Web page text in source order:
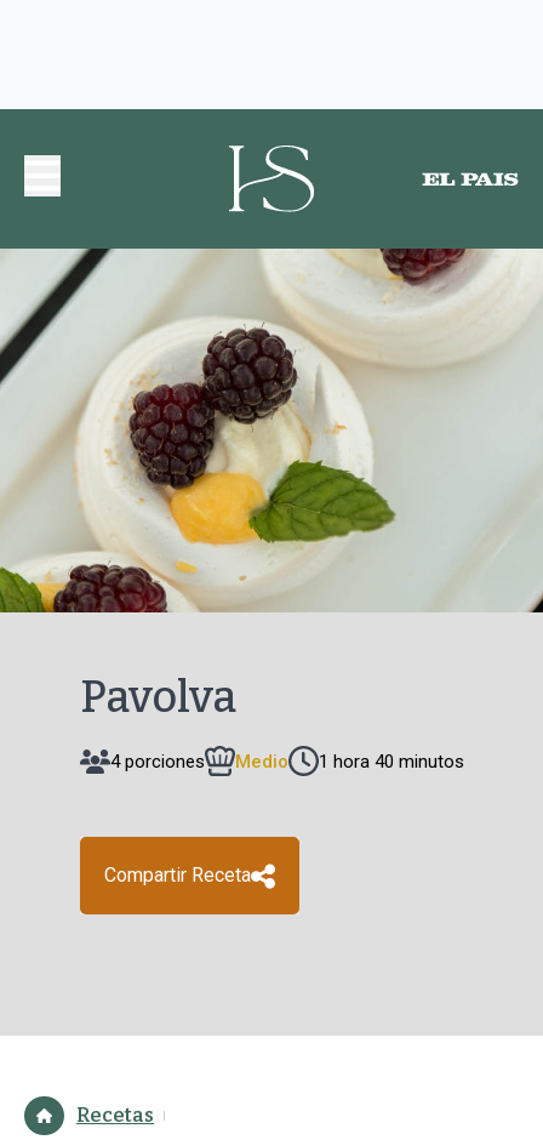
Pavolva
4 porciones Medio 1 hora 40 minutos
Compartir Receta
Recetas